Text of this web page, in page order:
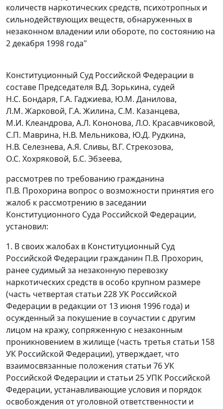
количеств наркотических средств, психотропных и
сильнодействующих веществ, обнаруженных в
незаконном владении или обороте, по состоянию на
2 декабря 1998 года"
Конституционный Суд Российской Федерации в
составе Председателя В.Д. Зорькина, судей
Н.С. Бондаря, Г.А. Гаджиева, Ю.М. Данилова,
Л.М. Жарковой, Г.А. Жилина, С.М. Казанцева,
М.И. Клеандрова, А.Л. Кононова, Л.О. Красавчиковой,
С.П. Маврина, Н.В. Мельникова, Ю.Д. Рудкина,
Н.В. Селезнева, А.Я. Сливы, В.Г. Стрекозова,
О.С. Хохряковой, Б.С. Эбзеева,
рассмотрев по требованию гражданина
П.В. Прохорина вопрос о возможности принятия его
жалоб к рассмотрению в заседании
Конституционного Суда Российской Федерации,
установил:
1. В своих жалобах в Конституционный Суд
Российской Федерации гражданин П.В. Прохорин,
ранее судимый за незаконную перевозку
наркотических средств в особо крупном размере
(часть четвертая статьи 228УК Российской
Федерации в редакции от 13 июня 1996 года) и
осужденный за покушение в соучастии с другим
лицом на кражу, сопряженную с незаконным
проникновением в жилище (часть третья статьи 158
УК Российской Федерации), утверждает, что
взаимосвязанные положения статьи 76УК
Российской Федерации и статьи 25УПК Российской
Федерации, устанавливающие условия и порядок
освобождения от уголовной ответственности и